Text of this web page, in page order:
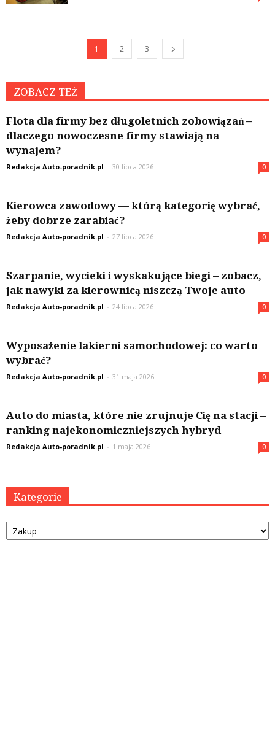
1 2 3
ZOBACZ TEŻ
Flota dla firmy bez długoletnich zobowiązań –
dlaczego nowoczesne firmy stawiają na
wynajem?
Redakcja Auto-poradnik.pl - 30 lipca 2026 0
Kierowca zawodowy — którą kategorię wybrać,
żeby dobrze zarabiać?
Redakcja Auto-poradnik.pl - 27 lipca 2026 0
Szarpanie, wycieki i wyskakujące biegi – zobacz,
jak nawyki za kierownicą niszczą Twoje auto
Redakcja Auto-poradnik.pl - 24 lipca 2026 0
Wyposażenie lakierni samochodowej: co warto
wybrać?
Redakcja Auto-poradnik.pl - 31 maja 2026 0
Auto do miasta, które nie zrujnuje Cię na stacji –
ranking najekonomiczniejszych hybryd
Redakcja Auto-poradnik.pl - 1 maja 2026 0
Kategorie
Kategorie